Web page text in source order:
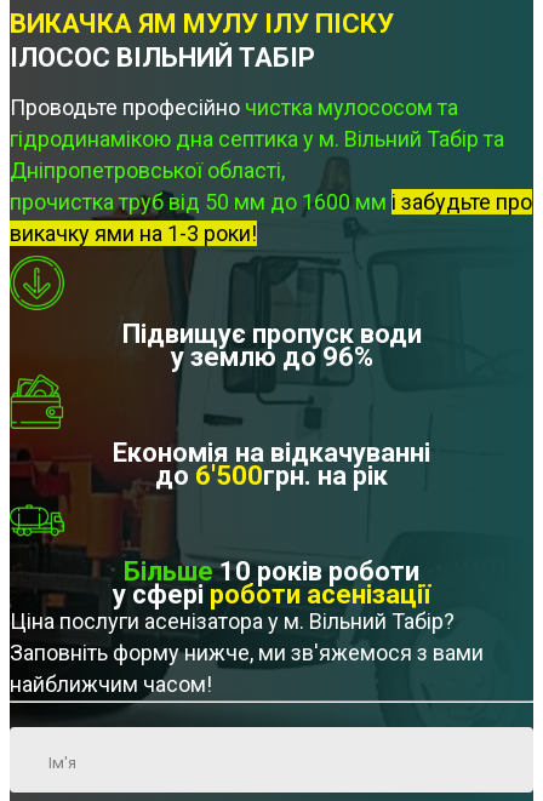
ВИКАЧКА ЯМ МУЛУ ІЛУ ПІСКУ
ІЛОСОС ВІЛЬНИЙ ТАБІР
Проводьте професійно чистка мулососом та
гідродинамікою дна септика у м. Вільний Табір та
Дніпропетровської області,
прочистка труб від 50 мм до 1600 мм і забудьте про
викачку ями на 1-3 роки!
Підвищує пропуск води
у землю до 96%
Економія на відкачуванні
до 6'500грн. на рік
Більше10 років роботи
у сфері роботи асенізації
Ціна послуги асенізатора у м. Вільний Табір?
Заповніть форму нижче, ми зв'яжемося з вами
найближчим часом!